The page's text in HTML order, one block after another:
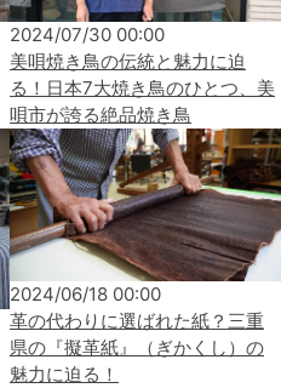
2024/07/30 00:00
美唄焼き鳥の伝統と魅力に迫
る！日本7大焼き鳥のひとつ、美
唄市が誇る絶品焼き鳥
2024/06/18 00:00
革の代わりに選ばれた紙？三重
県の『擬革紙』（ぎかくし）の
魅力に迫る！